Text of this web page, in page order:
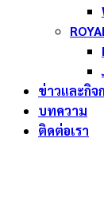
ข่าวและกิจ
บทความ
ติดต่อเรา